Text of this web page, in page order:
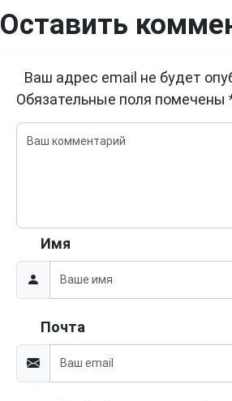
Оставить
Ваш адрес email не будет
Обязательные поля помечены
Имя
Почта